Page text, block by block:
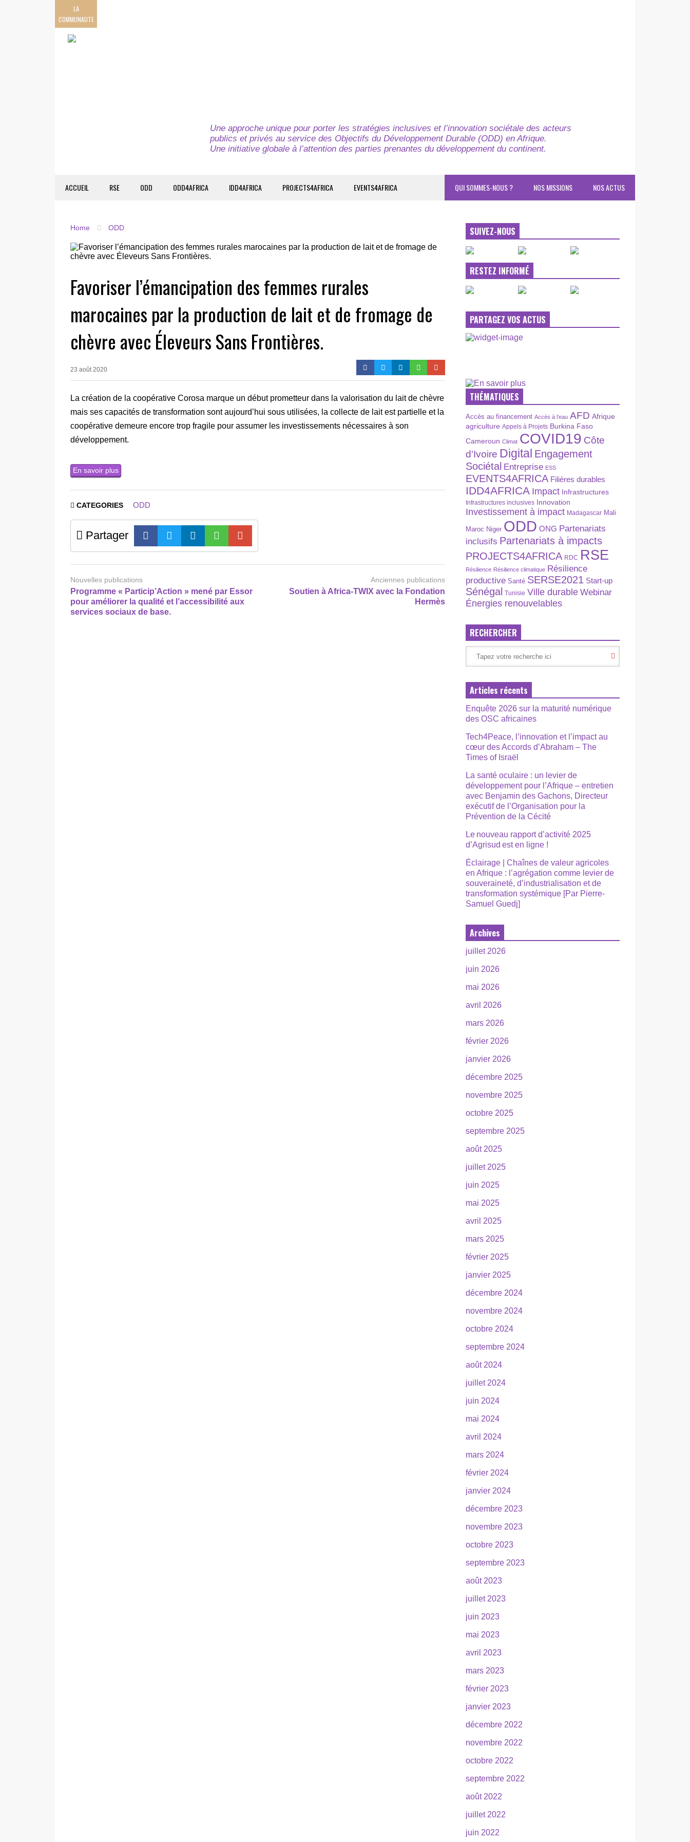
LA
COMMUNAUTE
Une approche unique pour porter les stratégies inclusives et l’innovation sociétale des acteurs
publics et privés au service des Objectifs du Développement Durable (ODD) en Afrique.
Une initiative globale à l’attention des parties prenantes du développement du continent.
ACCUEIL RSE ODD ODD4AFRICA IDD4AFRICA PROJECTS4AFRICA EVENTS4AFRICA NOS ACTUS
NOS MISSIONS
QUI SOMMES-NOUS ?
Home ODD
Favoriser l’émancipation des femmes rurales
marocaines par la production de lait et de fromage de
chèvre avec Éleveurs Sans Frontières.
23 août 2020
La création de la coopérative Corosa marque un début prometteur dans la valorisation du lait de chèvre
mais ses capacités de transformation sont aujourd’hui sous utilisées, la collecte de lait est partielle et la
coopérative demeure encore trop fragile pour assumer les investissements nécessaires à son
développement.
En savoir plus
CATEGORIES ODD
Partager
Nouvelles publications
Programme « Particip’Action » mené par Essor
pour améliorer la qualité et l’accessibilité aux
services sociaux de base.
Anciennes publications
Soutien à Africa-TWIX avec la Fondation
Hermès
SUIVEZ-NOUS
RESTEZ INFORMÉ
PARTAGEZ VOS ACTUS
THÉMATIQUES
Accès au financement Accès à l’eau AFD Afrique
agriculture Appels à Projets Burkina Faso
Cameroun Climat COVID19 Côte
d'Ivoire Digital Engagement
Sociétal Entreprise ESS
EVENTS4AFRICA Filières durables
IDD4AFRICA Impact Infrastructures
Infrastructures inclusives Innovation
Investissement à impact Madagascar Mali
Maroc Niger ODD ONG Partenariats
inclusifs Partenariats à impacts
PROJECTS4AFRICA RDC RSE
Résilience Résilience climatique Résilience
productive Santé SERSE2021 Start-up
Sénégal Tunisie Ville durable Webinar
Énergies renouvelables
RECHERCHER
Articles récents
Enquête 2026 sur la maturité numérique
des OSC africaines
Tech4Peace, l’innovation et l’impact au
cœur des Accords d’Abraham – The
Times of Israël
La santé oculaire : un levier de
développement pour l’Afrique – entretien
avec Benjamin des Gachons, Directeur
exécutif de l’Organisation pour la
Prévention de la Cécité
Le nouveau rapport d’activité 2025
d’Agrisud est en ligne !
Éclairage | Chaînes de valeur agricoles
en Afrique : l’agrégation comme levier de
souveraineté, d’industrialisation et de
transformation systémique [Par Pierre-
Samuel Guedj]
Archives
juillet 2026
juin 2026
mai 2026
avril 2026
mars 2026
février 2026
janvier 2026
décembre 2025
novembre 2025
octobre 2025
septembre 2025
août 2025
juillet 2025
juin 2025
mai 2025
avril 2025
mars 2025
février 2025
janvier 2025
décembre 2024
novembre 2024
octobre 2024
septembre 2024
août 2024
juillet 2024
juin 2024
mai 2024
avril 2024
mars 2024
février 2024
janvier 2024
décembre 2023
novembre 2023
octobre 2023
septembre 2023
août 2023
juillet 2023
juin 2023
mai 2023
avril 2023
mars 2023
février 2023
janvier 2023
décembre 2022
novembre 2022
octobre 2022
septembre 2022
août 2022
juillet 2022
juin 2022